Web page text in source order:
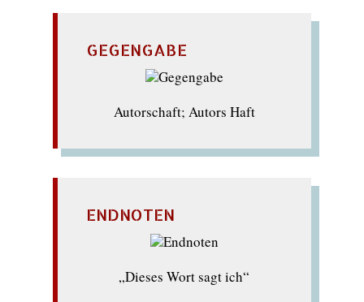
GEGENGABE
Autorschaft; Autors Haft
ENDNOTEN
„Dieses Wort sagt ich“